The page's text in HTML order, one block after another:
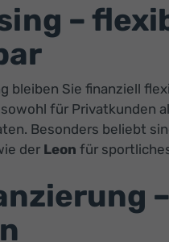
–
bleiben Sie finanziell
für Privatkunden
Besonders beliebt
der Leon für